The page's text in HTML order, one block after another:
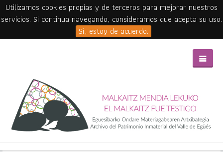
Utilizamos cookies propias y de terceros para mejorar nuestros
servicios. Si continua navegando, consideramos que acepta su uso.
Sí, estoy de acuerdo.